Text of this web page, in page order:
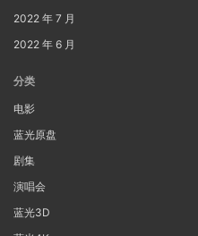
2022 年 7 月
2022 年 6 月
分类
电影
蓝光原盘
剧集
演唱会
蓝光3D